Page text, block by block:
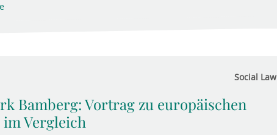
Social Law
Bamberg: Vortrag zu europäischen
Vergleich